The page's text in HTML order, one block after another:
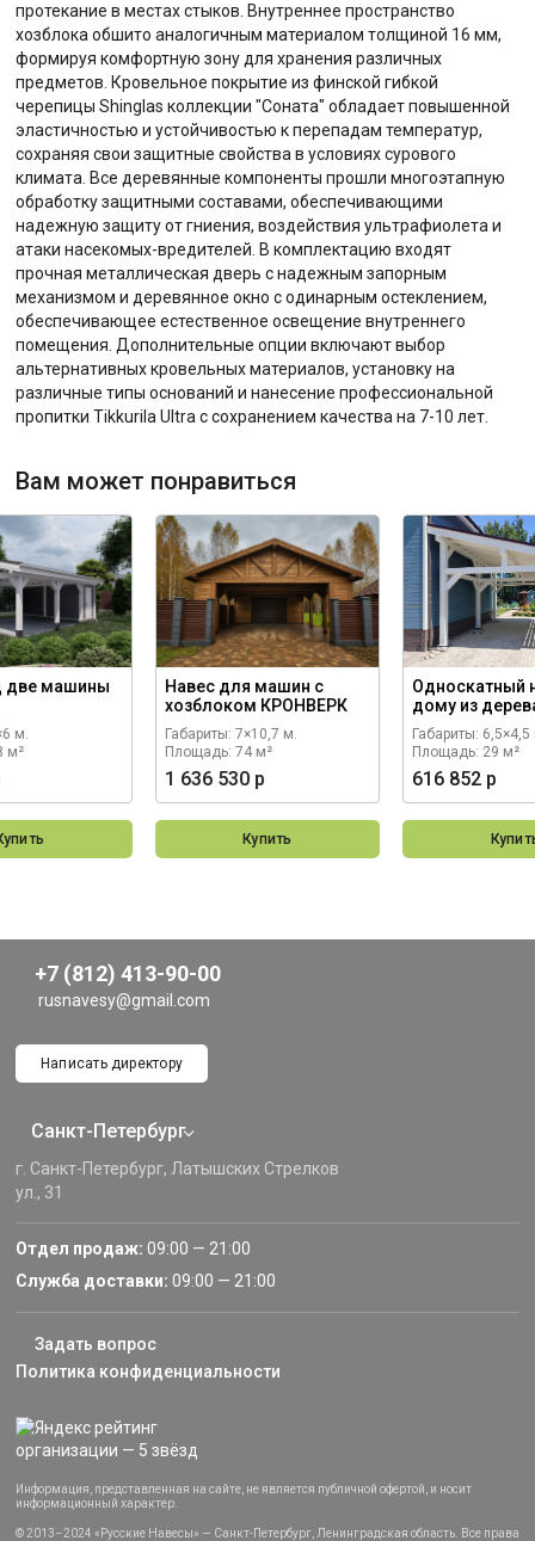
протекание в местах стыков. Внутреннее пространство
хозблока обшито аналогичным материалом толщиной 16 мм,
формируя комфортную зону для хранения различных
предметов. Кровельное покрытие из финской гибкой
черепицы Shinglas коллекции "Соната" обладает повышенной
эластичностью и устойчивостью к перепадам температур,
сохраняя свои защитные свойства в условиях сурового
климата. Все деревянные компоненты прошли многоэтапную
обработку защитными составами, обеспечивающими
надежную защиту от гниения, воздействия ультрафиолета и
атаки насекомых-вредителей. В комплектацию входят
прочная металлическая дверь с надежным запорным
механизмом и деревянное окно с одинарным остеклением,
обеспечивающее естественное освещение внутреннего
помещения. Дополнительные опции включают выбор
альтернативных кровельных материалов, установку на
различные типы оснований и нанесение профессиональной
пропитки Tikkurila Ultra с сохранением качества на 7-10 лет.
Вам может понравиться
две машины
м.
м²
Навес для машин с
хозблоком КРОНВЕРК
Габариты: 7×10,7 м.
Площадь: 74 м²
1 636 530 р
Купить
Односкатный
дому из
Габариты:
Площадь: 29 м²
616 852 р
+7 (812) 413-90-00
rusnavesy@gmail.com
Написать директору
Санкт-Петербург
г. Санкт-Петербург, Латышских Стрелков
ул., 31
Отдел продаж: 09:00 — 21:00
Служба доставки: 09:00 — 21:00
Задать вопрос
Политика конфиденциальности
Информация, представленная на сайте, не является публичной офертой, и носит
информационный характер.
© 2013–2024 «Русские Навесы» — Санкт-Петербург, Ленинградская область. Все права